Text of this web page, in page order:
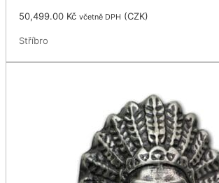
50,499.00 Kč včetně DPH (CZK)
Stříbro